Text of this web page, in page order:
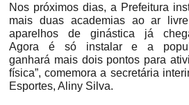
Nos próximos dias, a Prefeitura
mais duas academias ao ar
aparelhos de ginástica já
Agora é só instalar e a
ganhará mais dois pontos para
física”, comemora a secretária
Esportes, Aliny Silva.